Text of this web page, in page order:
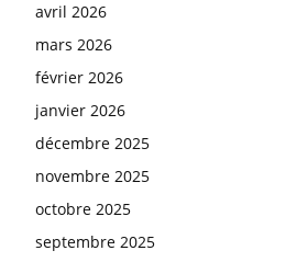
avril 2026
mars 2026
février 2026
janvier 2026
décembre 2025
novembre 2025
octobre 2025
septembre 2025